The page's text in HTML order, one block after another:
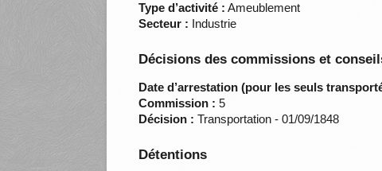
Type d’activité : Ameublement
Secteur : Industrie
Décisions des commissions et
Date d’arrestation (pour les seuls
Commission : 5
Décision : Transportation - 01/09/1848
Détentions